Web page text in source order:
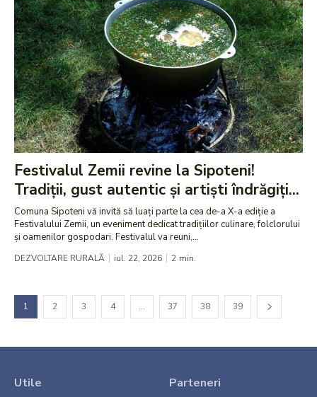
Festivalul Zemii revine la Sipoteni!
Tradiții, gust autentic și artiști îndrăgiți...
Comuna Sipoteni vă invită să luați parte la cea de-a X-a ediție a
Festivalului Zemii, un eveniment dedicat tradițiilor culinare, folclorului
și oamenilor gospodari. Festivalul va reuni,...
DEZVOLTARE RURALĂ iul. 22, 2026 2 min.
1 2 3 4 … 37 38 39
Utile Parteneri